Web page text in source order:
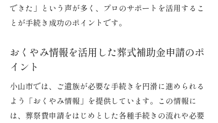
できた」という声が多く、プロのサポートを活用するこ
とが手続き成功のポイントです。
おくやみ情報を活用した葬式補助金申請のポ
イント
小山市では、ご遺族が必要な手続きを円滑に進められる
よう「おくやみ情報」を提供しています。この情報に
は、葬祭費申請をはじめとした各種手続きの流れや必要